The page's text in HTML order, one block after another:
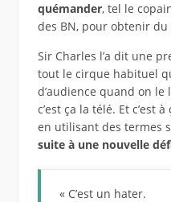
quémander, tel le
des BN, pour obtenir
Sir Charles l’a dit une
tout le cirque habituel
d’audience quand on
c’est ça la télé. Et c’est
en utilisant des termes
suite à une nouvelle
« C’est un hater.